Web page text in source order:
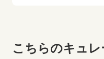
こちらのキュ